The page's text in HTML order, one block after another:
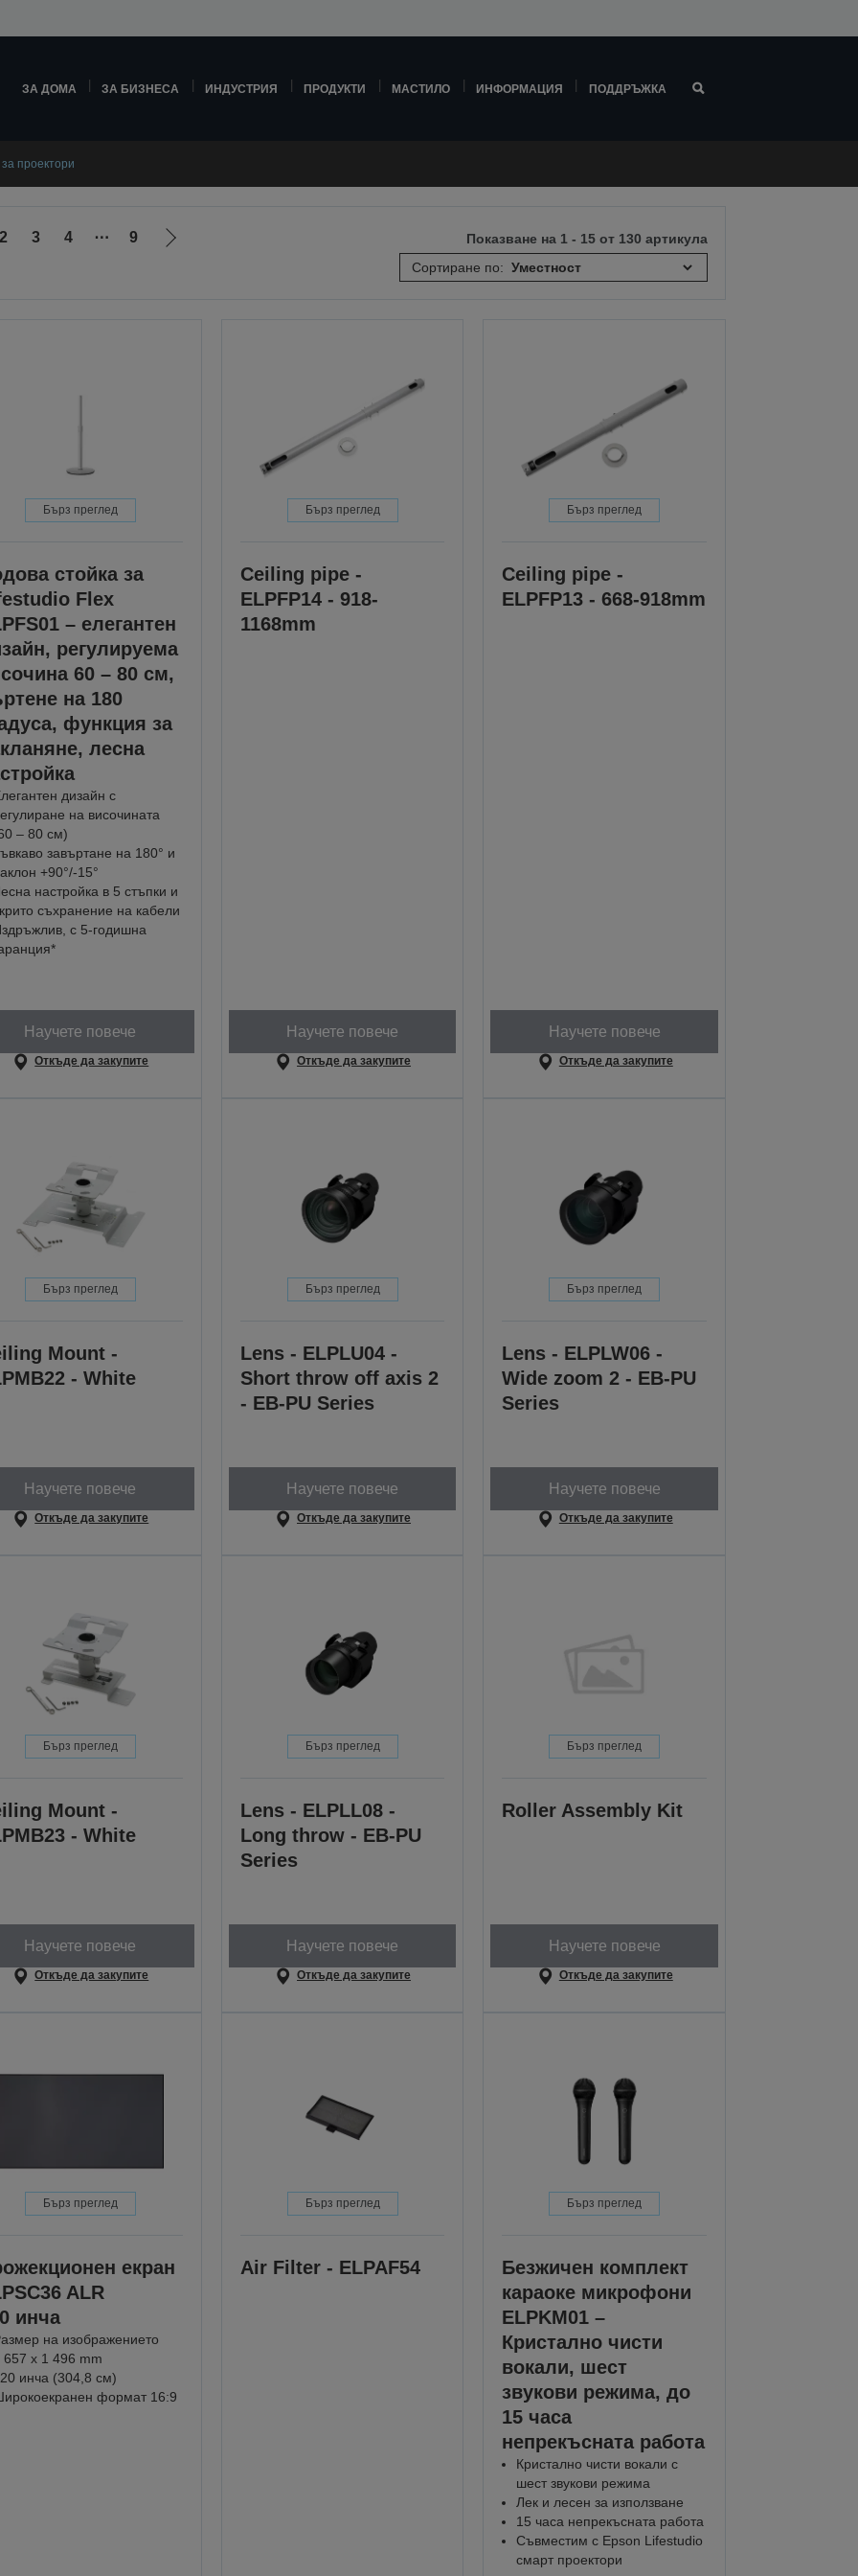
ЗА ДОМА ЗА БИЗНЕСА ИНДУСТРИЯ ПРОДУКТИ МАСТИЛО ИНФОРМАЦИЯ ПОДДРЪЖКА
проектори
2 3 4 ⋯ 9
Отиди
Показване на 1 - 15 от 130 артикула
Сортиране по:
Бърз преглед
стойка за
Flex
– елегантен
регулируема
60 – 80 см,
на 180
функция за
лесна
дизайн с
на височината
– 80 см)
завъртане на 180° и
+90°/-15°
настройка в 5 стъпки и
съхранение на кабели
с 5-годишна
Научете повече
Откъде да закупите
Бърз преглед
Ceiling pipe -
ELPFP14 - 918-
1168mm
Научете повече
Откъде да закупите
Бърз преглед
Ceiling pipe -
ELPFP13 - 668-918mm
Научете повече
Откъде да закупите
Бърз преглед
Mount -
- White
Научете повече
Откъде да закупите
Бърз преглед
Lens - ELPLU04 -
Short throw off axis 2
- EB-PU Series
Научете повече
Откъде да закупите
Бърз преглед
Lens - ELPLW06 -
Wide zoom 2 - EB-PU
Series
Научете повече
Откъде да закупите
Бърз преглед
Mount -
- White
Научете повече
Откъде да закупите
Бърз преглед
Lens - ELPLL08 -
Long throw - EB-PU
Series
Научете повече
Откъде да закупите
Бърз преглед
Roller Assembly Kit
Научете повече
Откъде да закупите
Бърз преглед
екран
ALR
инча
на изображението
657 x 1 496 mm
инча (304,8 см)
формат 16:9
Бърз преглед
Air Filter - ELPAF54
Бърз преглед
Безжичен комплект
караоке микрофони
ELPKM01 –
Кристално чисти
вокали, шест
звукови режима, до
15 часа
непрекъсната работа
Кристално чисти вокали с
шест звукови режима
Лек и лесен за използване
15 часа непрекъсната работа
Съвместим с Epson Lifestudio
смарт проектори